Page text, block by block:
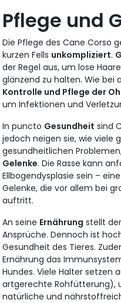
Pflege und
Die Pflege des Cane Corso
kurzen Fells unkompliziert.
der Regel aus, um lose
glänzend zu halten. Wie bei
Kontrolle und Pflege der
um Infektionen und
In puncto Gesundheit sind
jedoch neigen sie, wie viele
gesundheitlichen
Gelenke. Die Rasse kann
Ellbogendysplasie sein –
Gelenke, die vor allem bei
auftritt.
An seine Ernährung stellt
Ansprüche. Dennoch ist
Gesundheit des Tieres.
Ernährung das
Hundes. Viele Halter setzen
artgerechte Rohfütterung),
natürliche und